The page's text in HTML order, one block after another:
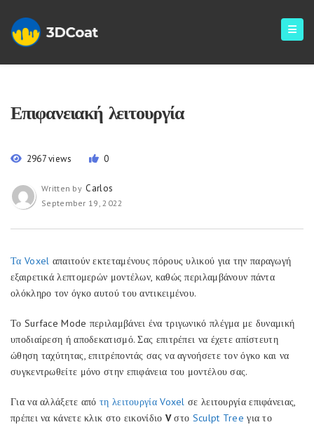
Επιφανειακή λειτουργία
2967 views 0
Written by Carlos
September 19, 2022
Τα Voxel απαιτούν εκτεταμένους πόρους υλικού για την παραγωγή
εξαιρετικά λεπτομερών μοντέλων, καθώς περιλαμβάνουν πάντα
ολόκληρο τον όγκο αυτού του αντικειμένου.
Το Surface Mode περιλαμβάνει ένα τριγωνικό πλέγμα με δυναμική
υποδιαίρεση ή αποδεκατισμό. Σας επιτρέπει να έχετε απίστευτη
ώθηση ταχύτητας, επιτρέποντάς σας να αγνοήσετε τον όγκο και να
συγκεντρωθείτε μόνο στην επιφάνεια του μοντέλου σας.
Για να αλλάξετε απότη λειτουργία Voxel σε λειτουργία επιφάνειας,
πρέπει να κάνετε κλικ στο εικονίδιο Vστο Sculpt Tree για το